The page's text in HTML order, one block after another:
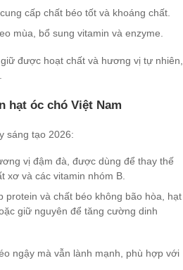
cấp chất béo tốt và khoáng chất.
mùa, bổ sung vitamin và enzyme.
được hoạt chất và hương vị tự nhiên,
hạt óc chó Việt Nam
sáng tạo 2026:
vị đậm đà, được dùng để thay thế
xơ và các vitamin nhóm B.
protein và chất béo không bão hòa, hạt
giữ nguyên để tăng cường dinh
ngậy mà vẫn lành mạnh, phù hợp với